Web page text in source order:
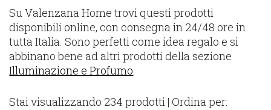
Su Valenzana Home trovi questi prodotti
disponibili online, con consegna in 24/48 ore in
tutta Italia. Sono perfetti come idea regalo e si
abbinano bene ad altri prodotti della sezione
Illuminazione e Profumo
Stai visualizzando 234 prodotti | Ordina per: